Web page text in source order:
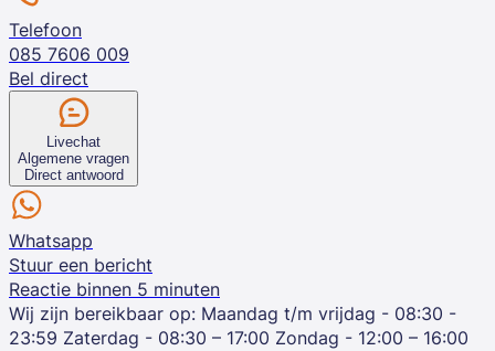
Telefoon
085 7606 009
Bel direct
Livechat
Algemene vragen
Direct antwoord
Whatsapp
Stuur een bericht
Reactie binnen 5 minuten
Wij zijn bereikbaar op: Maandag t/m vrijdag - 08:30 -
23:59 Zaterdag - 08:30 – 17:00 Zondag - 12:00 – 16:00